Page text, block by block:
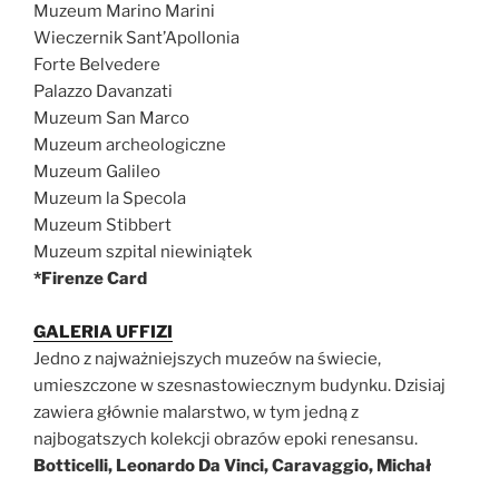
Muzeum Marino Marini
Wieczernik Sant’Apollonia
Forte Belvedere
Palazzo Davanzati
Muzeum San Marco
Muzeum archeologiczne
Muzeum Galileo
Muzeum la Specola
Muzeum Stibbert
Muzeum szpital niewiniątek
*Firenze Card
GAL ERIA UFFIZI
Jedno z najważniejszych muzeów na świecie,
umieszczone w szesnastowiecznym budynku. Dzisiaj
zawiera głównie malarstwo, w tym jedną z
najbogatszych kolekcji obrazów epoki renesansu.
Botticelli, Leonardo Da Vinci, Caravaggio, Michał